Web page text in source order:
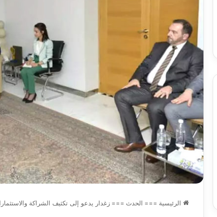
الرئيسية === الحدث === زغدار يدعو إلى تكثيف الشراكة
قرعة الدور التمهيدي لأبطال
وكأس الكونفدرالية يوم الخميس
نادي وفاق سطيف
الدين لكحل